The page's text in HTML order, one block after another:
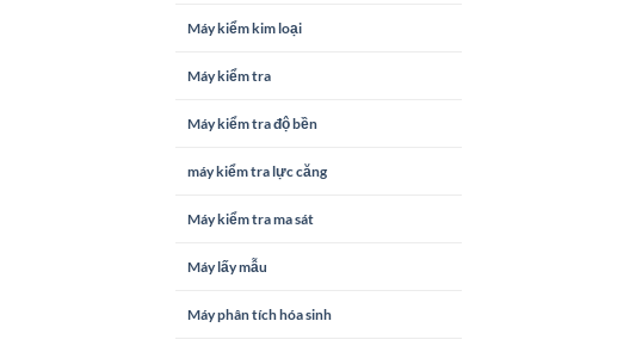
Máy kiểm kim loại
Máy kiểm tra
Máy kiểm tra độ bền
máy kiểm tra lực căng
Máy kiểm tra ma sát
Máy lấy mẫu
Máy phân tích hóa sinh